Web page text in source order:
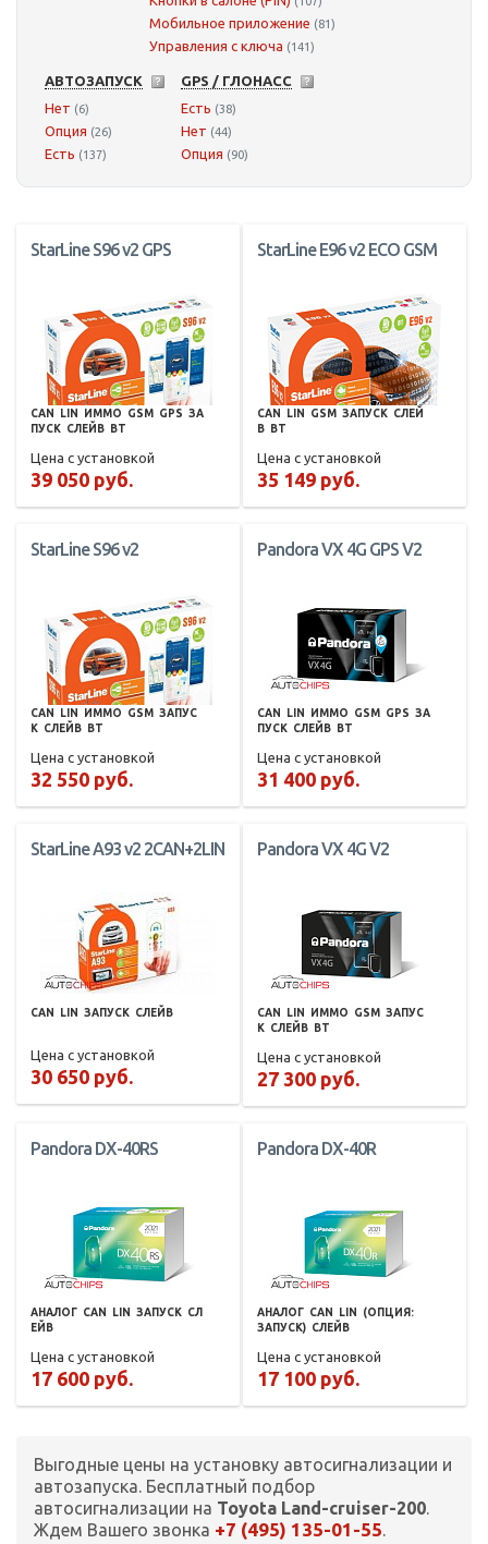
Мобильное приложение (81)
Управления с ключа (141)
АВТОЗАПУСК
Нет (6)
Опция (26)
Есть (137)
GPS / ГЛОНАСС
Есть (38)
Нет (44)
Опция (90)
StarLine S96 v2 GPS
CAN LIN ИММО GSM GPS ЗА
ПУСК СЛЕЙВ BT
Цена с установкой
39 050 руб.
StarLine E96 v2 ECO GSM
CAN LIN GSM ЗАПУСК СЛЕЙ
В
BT
Цена с установкой
35 149 руб.
StarLine S96 v2
CAN LIN ИММО GSM ЗАПУС
К СЛЕЙВ BT
Цена с установкой
32 550 руб.
Pandora VX 4G GPS V2
CAN LIN ИММО GSM GPS ЗА
ПУСК СЛЕЙВ BT
Цена с установкой
31 400 руб.
StarLine A93 v2 2CAN+2LIN
CAN LIN ЗАПУСК СЛЕЙВ
Цена с установкой
30 650 руб.
Pandora VX 4G V2
CAN LIN ИММО GSM ЗАПУС
К СЛЕЙВ BT
Цена с установкой
27 300 руб.
Pandora DX-40RS
АНАЛОГ CAN LIN ЗАПУСК СЛ
ЕЙВ
Цена с установкой
17 600 руб.
Pandora DX-40R
АНАЛОГ CAN LIN
(ОПЦИЯ:
ЗАПУСК) СЛЕЙВ
Цена с установкой
17 100 руб.
Выгодные цены на установку автосигнализации и
автозапуска. Бесплатный подбор
автосигнализации на Toyota Land-cruiser-200.
Ждем Вашего звонка +7 (495) 135-01-55.